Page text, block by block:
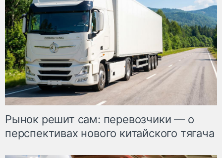
Рынок решит сам: перевозчики — о
перспективах нового китайского тягача